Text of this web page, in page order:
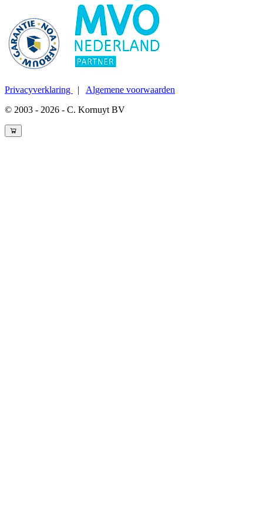
Privacyverklaring | Algemene voorwaarden
© 2003 - 2026 - C. Kornuyt BV